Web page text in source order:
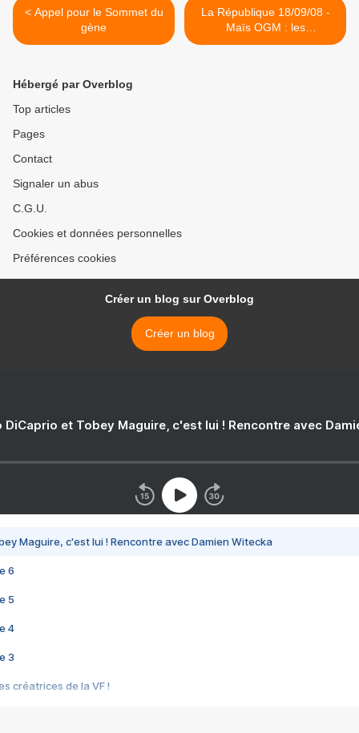
< Appel pour le Sommet du
gène
La République 18/09/08 -
Maïs OGM : les
producteurs attendent un
Hébergé par Overblog
Top articles
Pages
Contact
Signaler un abus
C.G.U.
Cookies et données personnelles
Préférences cookies
Créer un blog sur Overblog
Créer un blog
DiCaprio et Tobey Maguire, c'est lui ! Rencontre avec
Maguire, c'est lui ! Rencontre avec Damien Witecka
6
5
4
3
créatrices de la VF !